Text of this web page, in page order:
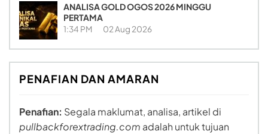
ANALISA GOLD OGOS 2026 MINGGU
PERTAMA
1:34 PM 02 Aug 2026
PENAFIAN DAN AMARAN
Penafian: Segala maklumat, analisa, artikel di
pullbackforextrading.com adalah untuk tujuan